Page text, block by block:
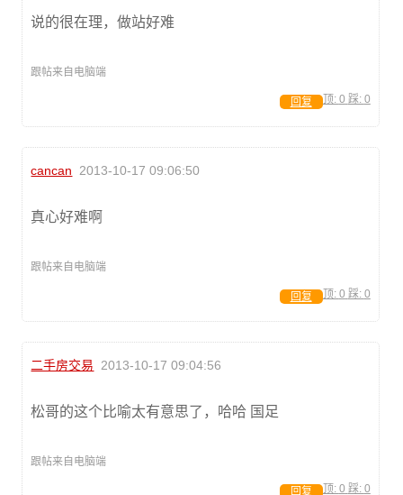
说的很在理，做站好难
跟帖来自电脑端
顶: 0 踩: 0
回复
cancan 2013-10-17 09:06:50
真心好难啊
跟帖来自电脑端
顶: 0 踩: 0
回复
二手房交易 2013-10-17 09:04:56
松哥的这个比喻太有意思了，哈哈 国足
跟帖来自电脑端
顶: 0 踩: 0
回复